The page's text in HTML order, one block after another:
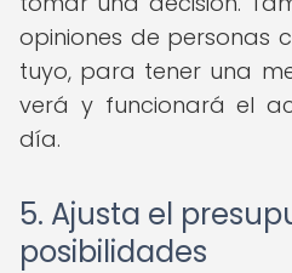
opiniones de personas
tuyo, para tener una
verá y funcionará el
día.
5. Ajusta el
posibilidades